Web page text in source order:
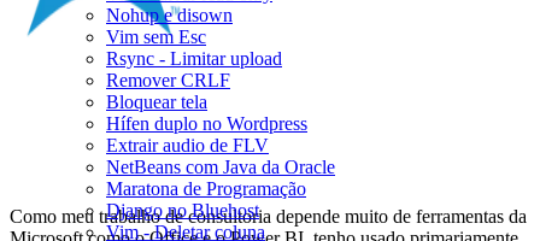
Nohup e disown
Vim sem Esc
Rsync - Limitar upload
Remover CRLF
Bloquear tela
Hífen duplo no Wordpress
Extrair audio de FLV
NetBeans com Java da Oracle
Maratona de Programação
Django no Bluehost
Vim - Deletar coluna
Como meu trabalho de consultoria depende muito de ferramentas da